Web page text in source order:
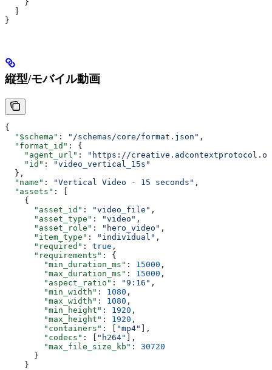
    }
  ]
}
縦型/モバイル動画
{
  "$schema"
: "/schemas/core/format.json" ,
  "format_id"
: {
    "agent_url"
:
"https://
    "id"
:
"video_vertical_15s"
  },
  "name"
: "Vertical Video - 15 seconds" ,
  "assets"
: [
    {
      "asset_id"
: "video_file" ,
      "asset_type"
: "video" ,
      "asset_role"
: "hero_video" ,
      "item_type"
: "individual" ,
      "required"
: true ,
      "requirements"
: {
        "min_duration_ms"
: 15000 ,
        "max_duration_ms"
: 15000 ,
        "aspect_ratio"
: "9:16" ,
        "min_width"
: 1080 ,
        "max_width"
: 1080 ,
        "min_height"
: 1920 ,
        "max_height"
: 1920 ,
        "containers"
: [ "mp4"
],
        "codecs"
: [ "h264"
],
        "max_file_size_kb"
: 30720
      }
    }